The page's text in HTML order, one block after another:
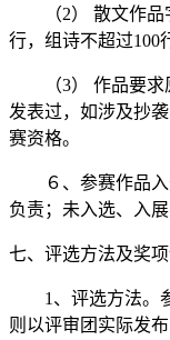
（2） 散文作品字
行，组诗不超过100
（3） 作品要求
发表过，如涉及抄
赛资格。
６、参赛作品入
负责；未入选、入
七、评选方法及奖
1、评选方法。参
则以评审团实际发布